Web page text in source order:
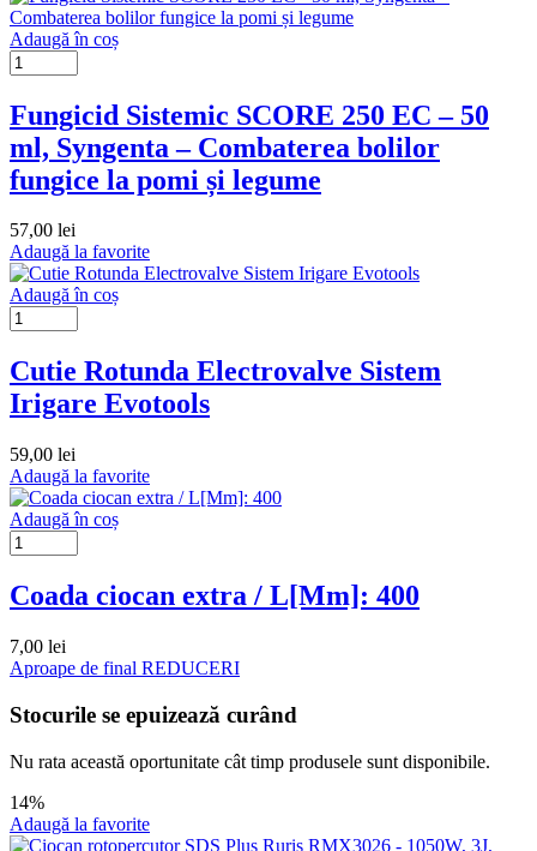
Adaugă în coș
Fungicid Sistemic SCORE 250 EC – 50
ml, Syngenta – Combaterea bolilor
fungice la pomi și legume
57,00 lei
Adaugă la favorite
Adaugă în coș
Cutie Rotunda Electrovalve Sistem
Irigare Evotools
59,00 lei
Adaugă la favorite
Adaugă în coș
Coada ciocan extra / L[Mm]: 400
7,00 lei
Aproape de final REDUCERI
Stocurile se epuizează curând
Nu rata această oportunitate cât timp produsele sunt disponibile.
14%
Adaugă la favorite